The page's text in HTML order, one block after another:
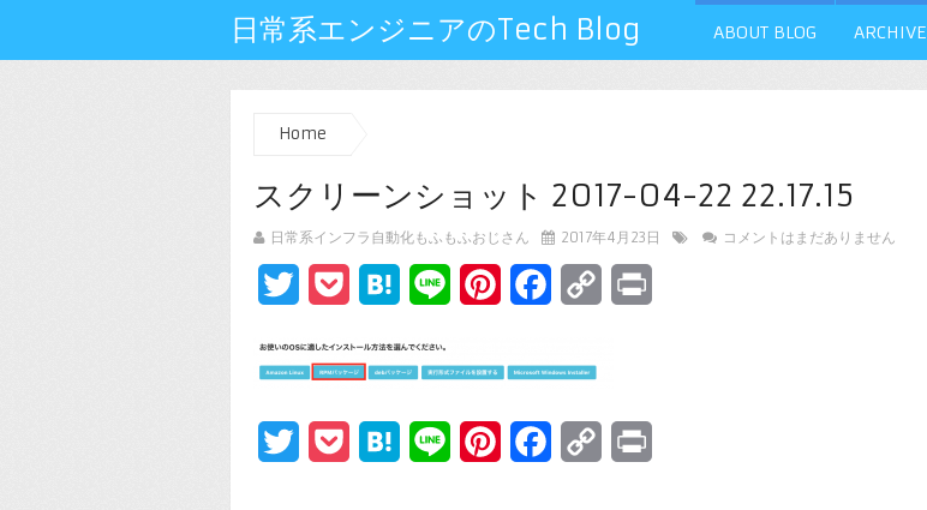
日常系エンジニアのTech Blog ABOUT BLOG ARCHIVE
Home
スクリーンショット 2017-04-22 22.17.15
日常系インフラ自動化もふもふおじさん 2017年4月23日 コメントはまだありません
TwitterPocketHatenaLine PinterestFacebook
Copy
TwitterPocketHatenaLine PinterestFacebook
Copy